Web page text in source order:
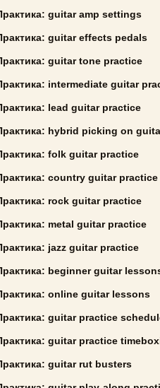
guitar amp settings
guitar effects pedals
guitar tone practice
intermediate guitar
lead guitar practice
hybrid picking on
folk guitar practice
country guitar practice
rock guitar practice
metal guitar practice
jazz guitar practice
beginner guitar
online guitar lessons
guitar practice
guitar practice
guitar rut busters